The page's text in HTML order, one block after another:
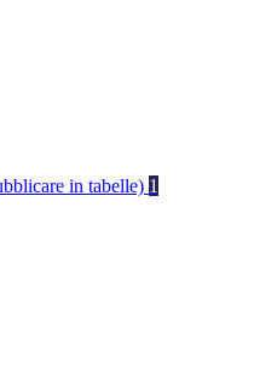
in tabelle) 1